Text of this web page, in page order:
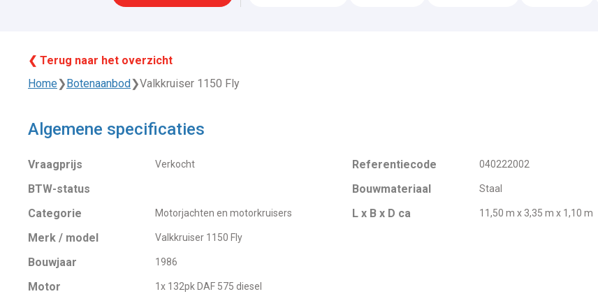
❮ Terug naar het overzicht
Home❯Botenaanbod❯Valkkruiser 1150 Fly
Algemene specificaties
Vraagprijs Verkocht
BTW-status
Categorie
Motorjachten en motorkruisers
Merk / model Valkkruiser 1150 Fly
Bouwjaar 1986
Motor 1x 132pk DAF 575 diesel
Referentiecode 040222002
Bouwmateriaal Staal
L x B x D ca 11,50 m x 3,35 m x 1,10 m